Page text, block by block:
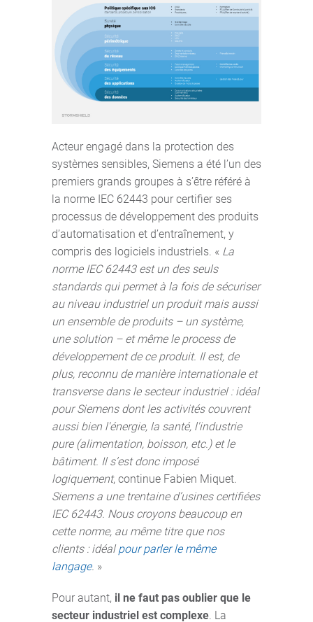
Acteur engagé dans la protection des
systèmes sensibles, Siemens a été l’un des
premiers grands groupes à s’être référé à
la norme IEC 62443 pour certifier ses
processus de développement des produits
d’automatisation et d’entraînement, y
compris des logiciels industriels. « La
norme IEC 62443 est un des seuls
standards qui permet à la fois de sécuriser
au niveau industriel un produit mais aussi
un ensemble de produits – un système,
une solution – et même le process de
développement de ce produit. Il est, de
plus, reconnu de manière internationale et
transverse dans le secteur industriel : idéal
pour Siemens dont les activités couvrent
aussi bien l'énergie, la santé, l'industrie
pure (alimentation, boisson, etc.) et le
bâtiment. Il s’est donc imposé
logiquement, continue Fabien Miquet.
Siemens a une trentaine d’usines certifiées
IEC 62443. Nous croyons beaucoup en
cette norme, au même titre que nos
clients : idéal pour parler le même
langage. »
Pour autant, il ne faut pas oublier que le
secteur industriel est complexe . La